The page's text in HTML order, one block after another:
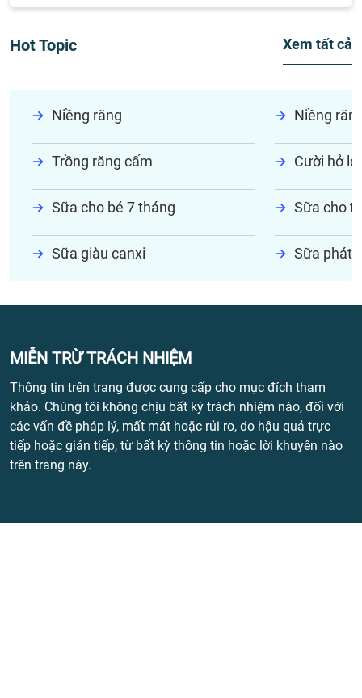
Hot Topic Xem tất cả
Niềng răng Niềng
Trồng răng cấm Cười hở lợi
Sữa cho bé 7 tháng Sữa cho
Sữa giàu canxi Sữa phát
MIỄN TRỪ TRÁCH NHIỆM
Thông tin trên trang được cung cấp cho mục đích tham
khảo. Chúng tôi không chịu bất kỳ trách nhiệm nào, đối với
các vấn đề pháp lý, mất mát hoặc rủi ro, do hậu quả trực
tiếp hoặc gián tiếp, từ bất kỳ thông tin hoặc lời khuyên nào
trên trang này.